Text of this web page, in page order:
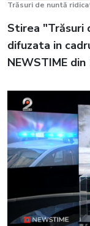
Trăsuri de nuntă
Stirea "Trăsuri
difuzata in
NEWSTIME